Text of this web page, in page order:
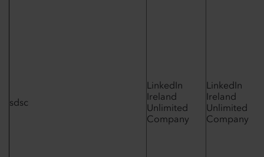
sdsc
LinkedIn
Ireland
Unlimited
Company
LinkedIn
Ireland
Unlimited
Company